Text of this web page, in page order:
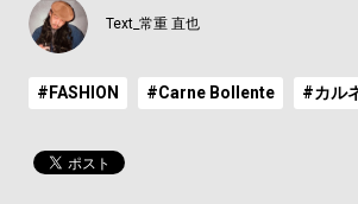
Text_常重 直也
#FASHION #Carne Bollente #カル